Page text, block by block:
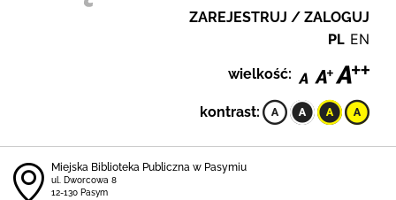
ZAREJESTRUJ / ZALOGUJ
PL EN
wielkość:
kontrast:
Miejska Biblioteka Publiczna w Pasymiu
ul. Dworcowa 8
12-130 Pasym